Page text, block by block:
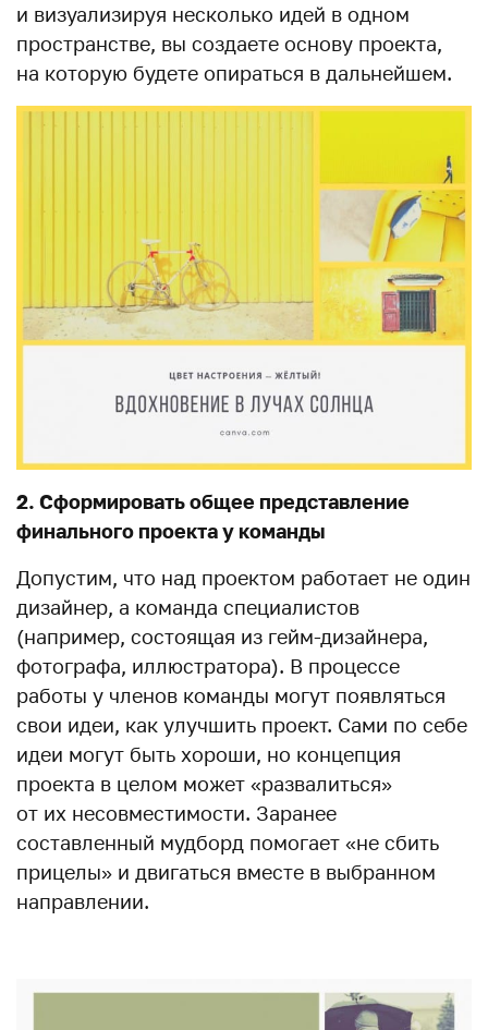
и визуализируя несколько идей в одном
пространстве, вы создаете основу проекта,
на которую будете опираться в дальнейшем.
2. Сформировать общее представление
финального проекта у команды
Допустим, что над проектом работает не один
дизайнер, а команда специалистов
(например, состоящая из гейм-дизайнера,
фотографа, иллюстратора). В процессе
работы у членов команды могут появляться
свои идеи, как улучшить проект. Сами по себе
идеи могут быть хороши, но концепция
проекта в целом может «развалиться»
от их несовместимости. Заранее
составленный мудборд помогает «не сбить
прицелы» и двигаться вместе в выбранном
направлении.